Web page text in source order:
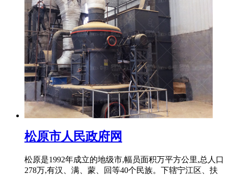
松原市人民政府网
松原是1992年成立的地级市,幅员面积万平方公里,总人口
278万,有汉、满、蒙、回等40个民族。下辖宁江区、扶